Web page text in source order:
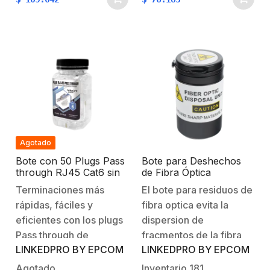
una manera eficiente,
requerimientos
especificados en la
norma TIA-
568B.2 Características
Generales:Chapado…
una manera eficiente,
señal. Cumplen con los
requerimientos
especificados en la
norma TIA-
568B.2 Características
Generales:Chapado…
Agotado
Bote con 50 Plugs Pass
through RJ45 Cat6 sin
blindaje, con alivio de
tensión incluido,
chapado de oro a 30
micras para durabilidad
extrema
Terminaciones más
rápidas, fáciles y
eficientes con los plugs
Pass through de
LinkedPro, su diseño de
una sola pieza permite
LINKEDPRO BY EPCOM
Bote para Deshechos
de Fibra Óptica
El bote para residuos de
fibra optica evita la
dispersion de
fracmentos de la fibra
cuando se esta
realizando un trabajo en
LINKEDPRO BY EPCOM